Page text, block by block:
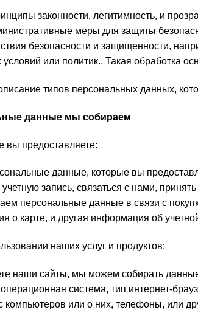
законности, легитимность, и
меры для защиты
безопасности и защищенности,
или политик.. Такая обработка
типов персональных данных,
данные мы собираем
вы предоставляете:
данные, которые вы
учетную запись, связаться с нами,
персональные данные в связи с
о карте, и другая информация об
наших услуг и продуктов:
наши сайты, мы можем собирать
система, тип интернет-
компьютеров или о них, телефоны, или